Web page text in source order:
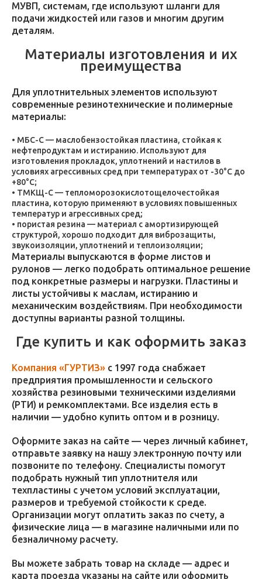
МУВП, системам, где используют шланги для
подачи жидкостей или газов и многим другим
деталям.
Материалы изготовления и их
преимущества
Для уплотнительных элементов используют
современные резинотехнические и полимерные
материалы:
МБС-С — маслобензостойкая пластина, стойкая к
нефтепродуктам и истиранию. Используют для
изготовления прокладок, уплотнений и настилов в
условиях агрессивных сред при температурах от -30°C до
+80°C;
ТМКЩ-С — тепломорозокислотощелочестойкая
пластина, которую применяют в условиях повышенных
температур и агрессивных сред;
пористая резина — материал с амортизирующей
структурой, хорошо подходит для виброзащиты,
звукоизоляции, уплотнений и теплоизоляции;
Материалы выпускаются в форме листов и
рулонов — легко подобрать оптимальное решение
под конкретные размеры и нагрузки. Пластины и
листы устойчивы к маслам, истиранию и
механическим воздействиям. При необходимости
доступны варианты разной толщины.
Где купить и как оформить заказ
Компания «ГУРТИЗ» с 1997 года снабжает
предприятия промышленности и сельского
хозяйства резиновыми техническими изделиями
(РТИ) и ремкомплектами. Все изделия есть в
наличии — удобно купить оптом и в розницу.
Оформите заказ на сайте — через личный кабинет,
отправьте заявку на нашу электронную почту или
позвоните по телефону. Специалисты помогут
подобрать нужный тип уплотнителя или
техпластины с учетом условий эксплуатации,
размеров и требуемой стойкости к среде.
Организации могут оплатить заказ по счету, а
физические лица — в магазине наличными или по
безналичному расчету.
Вы можете забрать товар на складе — адрес и
карта проезда указаны на сайте или оформить